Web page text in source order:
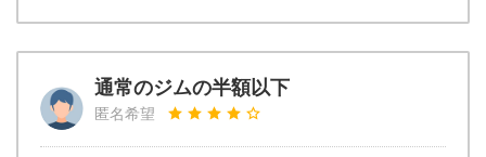
通常のジムの半額以下
匿名希望